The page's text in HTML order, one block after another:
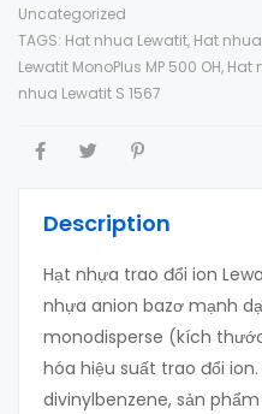
Uncategorized
TAGS: Hat nhua Lewatit, Hat
Lewatit MonoPlus MP 500 OH, Hat
nhua Lewatit S 1567
Description
Hạt nhựa trao đổi ion
nhựa anion bazơ mạnh
monodisperse (kích
hóa hiệu suất trao đổi
divinylbenzene, sản